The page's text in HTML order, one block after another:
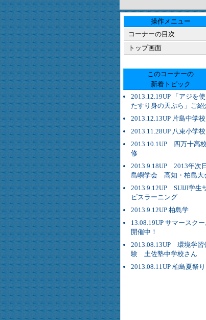
操作メニュー
コーナーの目次
トップ画面
このコーナーの
新着トピック
2013.12.19UP 「アジを使
たすり身の天ぷら」ご紹
2013.12.13UP 片島中学校
2013.11.28UP 八束小学校
2013.10.1UP 四万十高
修
2013.9.18UP 2013年次
島嶼学会 高知・柏島大
2013.9.12UP SUIJI学生
ビスラーニング
2013.9.12UP 柏島学
13.08.19UP サマースク
開催中！
2013.08.13UP 環境学習
験 土佐塾中学校さん
2013.08.11UP 柏島夏祭り